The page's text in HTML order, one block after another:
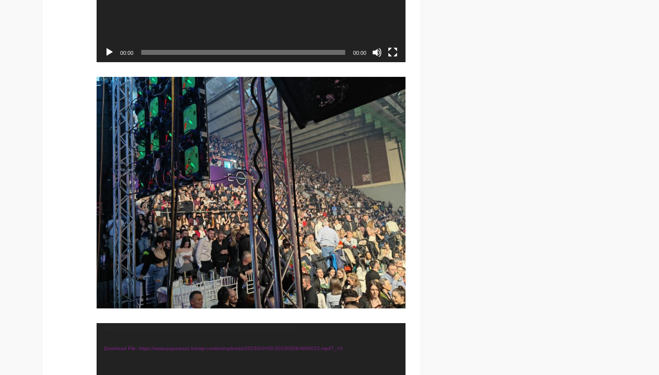
00:00 00:00
Download File: https://www.paparazzo.ba/wp-content/uploads/2023/03/VID-20230309-WA0013.mp4?_=3